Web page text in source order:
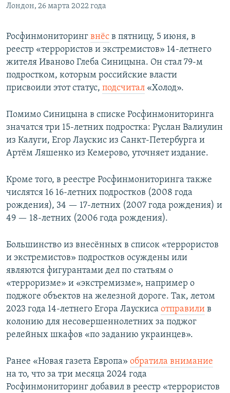
Лондон, 26 марта 2022 года
Росфинмониторинг внёс в пятницу, 5 июня, в
реестр «террористов и экстремистов» 14-летнего
жителя Иваново Глеба Синицына. Он стал 79-м
подростком, которым российские власти
присвоили этот статус, подсчитал «Холод».
Помимо Синицына в списке Росфинмониторинга
значатся три 15-летних подростка: Руслан Валиулин
из Калуги, Егор Лаускис из Санкт-Петербурга и
Артём Ляшенко из Кемерово, уточняет издание.
Кроме того, в реестре Росфинмониторинга также
числятся 16 16-летних подростков (2008 года
рождения), 34 — 17-летних (2007 года рождения) и
49 — 18-летних (2006 года рождения).
Большинство из внесённых в список «террористов
и экстремистов» подростков осуждены или
являются фигурантами дел по статьям о
«терроризме» и «экстремизме», например о
поджоге объектов на железной дороге. Так, летом
2023 года 14-летнего Егора Лаускиса отправили в
колонию для несовершеннолетних за поджог
релейных шкафов «по заданию украинцев».
Ранее «Новая газета Европа» обратила внимание
на то, что за три месяца 2024 года
Росфинмониторинг добавил в реестр «террористов